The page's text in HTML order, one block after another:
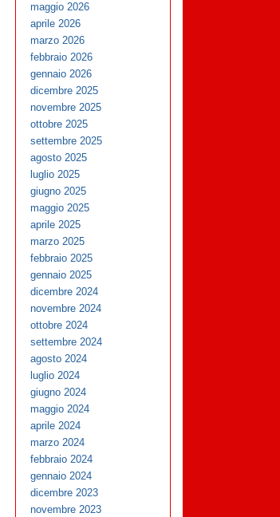
maggio 2026
aprile 2026
marzo 2026
febbraio 2026
gennaio 2026
dicembre 2025
novembre 2025
ottobre 2025
settembre 2025
agosto 2025
luglio 2025
giugno 2025
maggio 2025
aprile 2025
marzo 2025
febbraio 2025
gennaio 2025
dicembre 2024
novembre 2024
ottobre 2024
settembre 2024
agosto 2024
luglio 2024
giugno 2024
maggio 2024
aprile 2024
marzo 2024
febbraio 2024
gennaio 2024
dicembre 2023
novembre 2023